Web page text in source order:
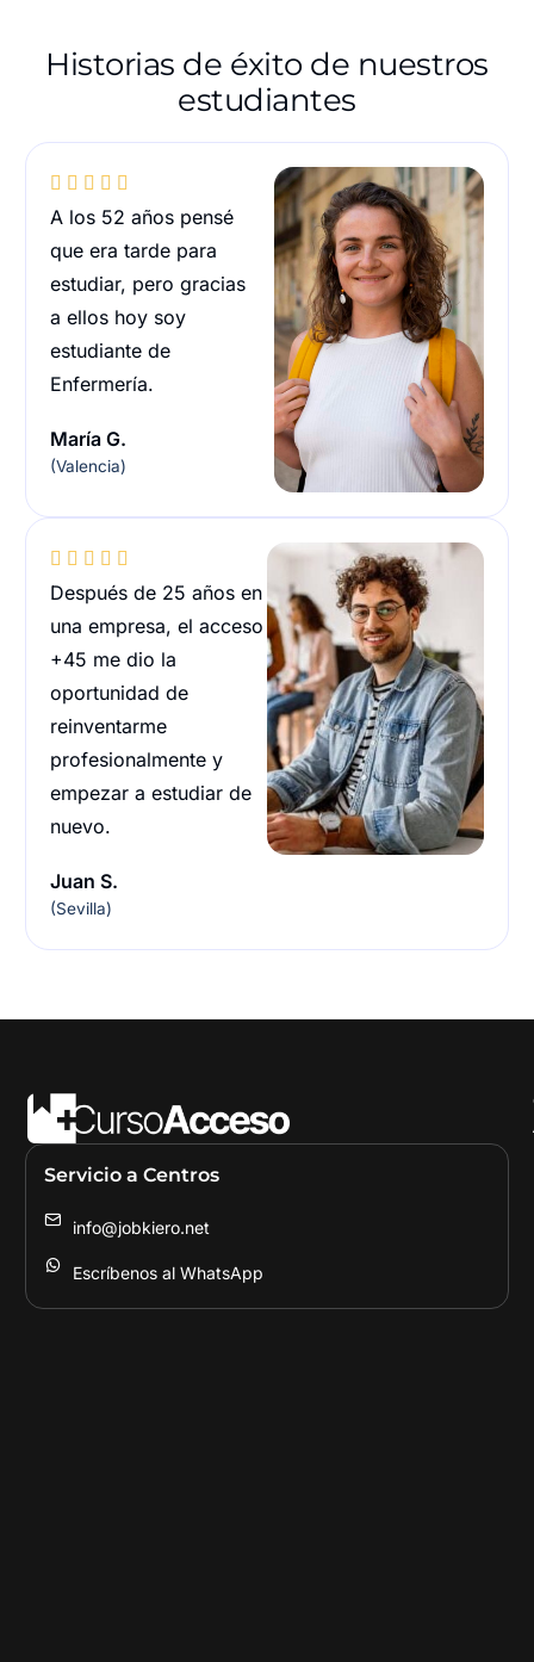
Historias de éxito de nuestros
estudiantes
    
A los 52 años pensé
que era tarde para
estudiar, pero gracias
a ellos hoy soy
estudiante de
Enfermería.
María G.
(Valencia)
    
Después de 25 años en
una empresa, el acceso
+45 me dio la
oportunidad de
reinventarme
profesionalmente y
empezar a estudiar de
nuevo.
Juan S.
(Sevilla)
Servicio a Centros
info@jobkiero.net
Escríbenos al WhatsApp